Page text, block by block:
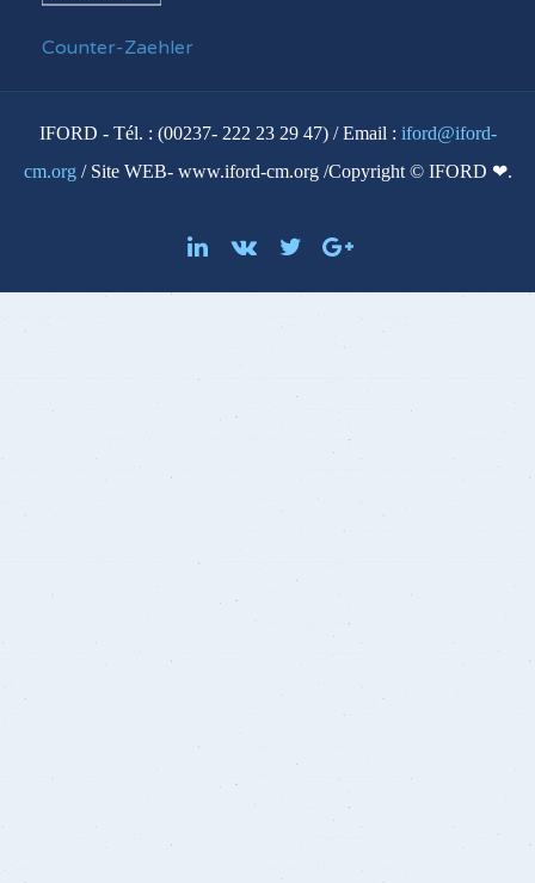
Counter-Zaehler
IFORD - Tél. : (00237- 222 23 29 47) / Email : iford@iford-
cm.org / Site WEB- www.iford-cm.org /Copyright © IFORD ❤.